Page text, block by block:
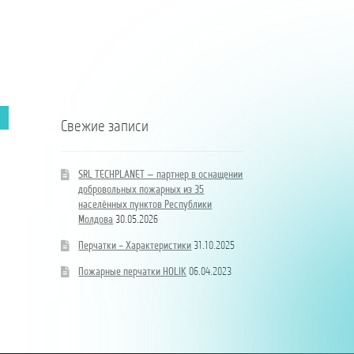
Свежие записи
SRL TECHPLANET — партнер в оснащении
добровольных пожарных из 35
населённых пунктов Республики
Молдова 30.05.2026
Перчатки – Характеристики 31.10.2025
Пожарные перчатки HOLIK 06.04.2023